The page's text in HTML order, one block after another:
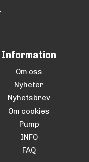
Information
Om oss
Nyheter
Nyhetsbrev
Om cookies
Pump
INFO
FAQ